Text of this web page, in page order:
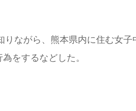
りながら、熊本県内に住む女子
をするなどした。